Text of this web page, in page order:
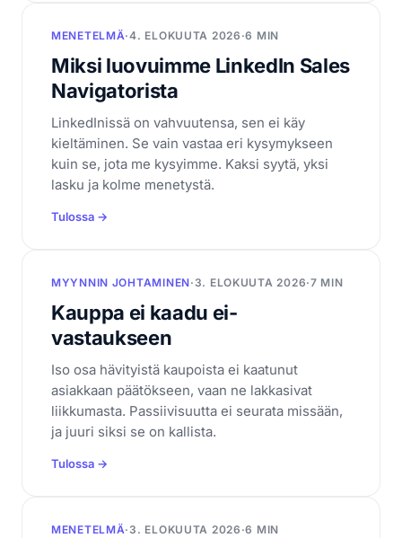
LegalMENETELMÄ·4. ELOKUUTA 2026 ·6 MIN
Miksi luovuimme LinkedIn Sales
Navigatorista
LinkedInissä on vahvuutensa, sen ei käy
kieltäminen. Se vain vastaa eri kysymykseen
kuin se, jota me kysyimme. Kaksi syytä, yksi
lasku ja kolme menetystä.
Tulossa →
MYYNNIN JOHTAMINEN· 3. ELOKUUTA 2026·7 MIN
Kauppa ei kaadu ei-
vastaukseen
Iso osa hävityistä kaupoista ei kaatunut
asiakkaan päätökseen, vaan ne lakkasivat
liikkumasta. Passiivisuutta ei seurata missään,
ja juuri siksi se on kallista.
Tulossa →
MENETELMÄ· 3. ELOKUUTA 2026 ·6 MIN